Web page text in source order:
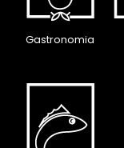
Gastronomia